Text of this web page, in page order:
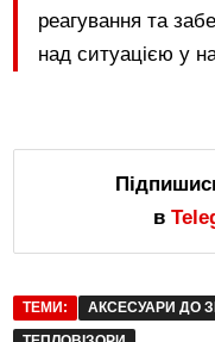
реагування та
над ситуацією у
в
ТЕМИ: АКСЕСУАРИ ДО